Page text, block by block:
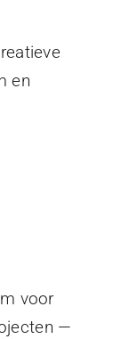
en
voor
—